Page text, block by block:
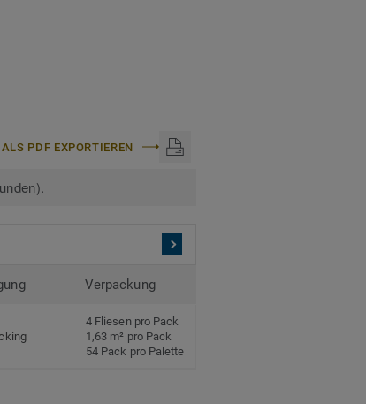
ALS PDF EXPORTIEREN
Verpackung
4 Fliesen pro Pack
1,63 m² pro Pack
54 Pack pro Palette